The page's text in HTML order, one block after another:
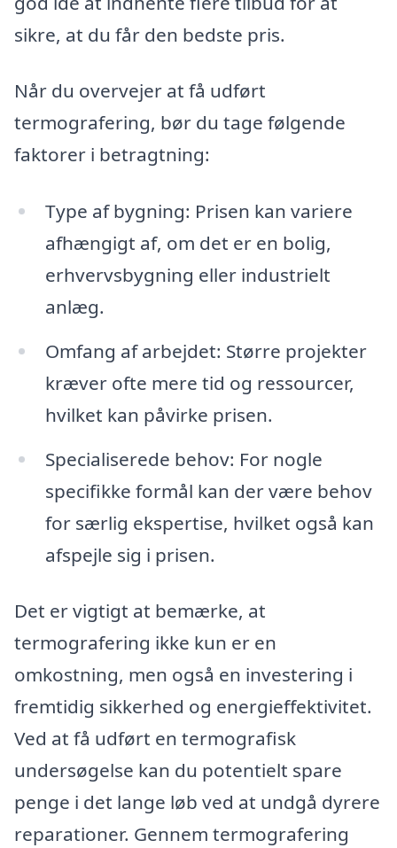
sikre, at du får den bedste pris.
Når du overvejer at få udført
termografering, bør du tage følgende
faktorer i betragtning:
Type af bygning: Prisen kan variere
afhængigt af, om det er en bolig,
erhvervsbygning eller industrielt
anlæg.
Omfang af arbejdet: Større projekter
kræver ofte mere tid og ressourcer,
hvilket kan påvirke prisen.
Specialiserede behov: For nogle
specifikke formål kan der være behov
for særlig ekspertise, hvilket også kan
afspejle sig i prisen.
Det er vigtigt at bemærke, at
termografering ikke kun er en
omkostning, men også en investering i
fremtidig sikkerhed og energieffektivitet.
Ved at få udført en termografisk
undersøgelse kan du potentielt spare
penge i det lange løb ved at undgå dyrere
reparationer. Gennem termografering